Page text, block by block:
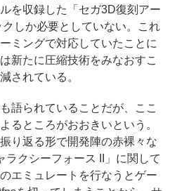
を収録した「セガ3D復刻アー
しか必要としていない。これ
ミングで対応していたことに
新たに圧縮技術をみなおすこ
されている。
語られていることだが、ここ
るところがおおきいという。
り返る形で開発陣の赤裸々な
ラクシーフォース II」に関して
エミュレートを行なうとゲー